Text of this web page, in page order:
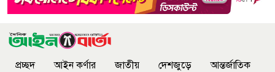
প্রচ্ছদ আইন কর্ণার জাতীয় দেশজুড়ে আন্তর্জাতিক